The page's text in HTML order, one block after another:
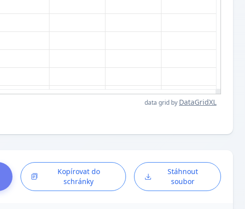
data grid by DataGridXL
Kopírovat do
schránky
Stáhnout
soubor